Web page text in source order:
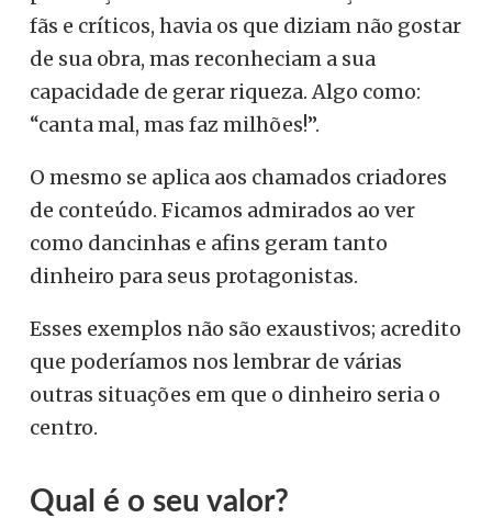
fãs e críticos, havia os que diziam não gostar
de sua obra, mas reconheciam a sua
capacidade de gerar riqueza. Algo como:
“canta mal, mas faz milhões!”.
O mesmo se aplica aos chamados criadores
de conteúdo. Ficamos admirados ao ver
como dancinhas e afins geram tanto
dinheiro para seus protagonistas.
Esses exemplos não são exaustivos; acredito
que poderíamos nos lembrar de várias
outras situações em que o dinheiro seria o
centro.
Qual é o seu valor?